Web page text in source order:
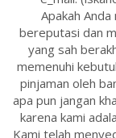
Apakah
bereputasi dan
yang sah
memenuhi
pinjaman oleh
apa pun jangan
karena kami
Kami telah